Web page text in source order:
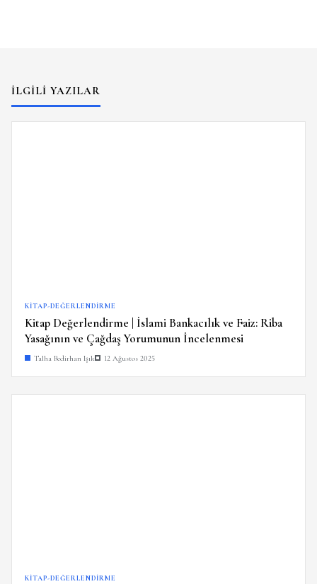
İLGILI YAZILAR
KITAP-DEĞERLENDIRME
Kitap Değerlendirme | İslami Bankacılık ve Faiz: Riba
Yasağının ve Çağdaş Yorumunun İncelenmesi
Talha Bedirhan Işık 12 Ağustos 2025
KITAP-DEĞERLENDIRME